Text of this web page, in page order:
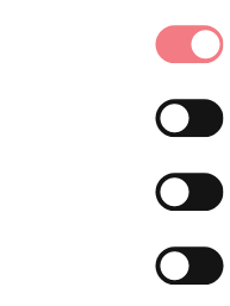
der Belluneser
für Ihren Urlaub